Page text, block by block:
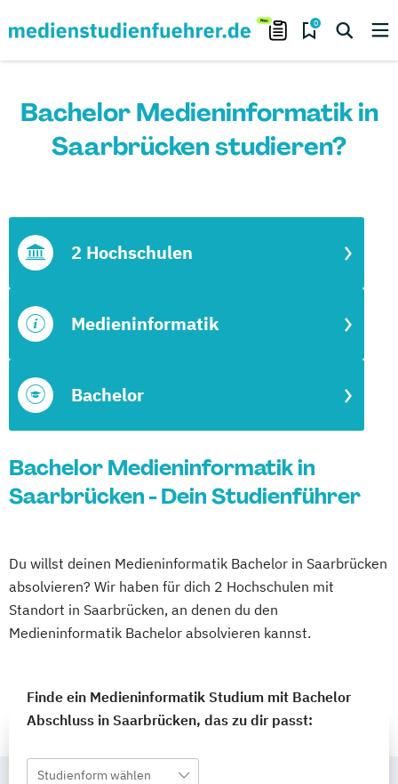
0
Bachelor Medieninformatik in
Saarbrücken studieren?
Bachelor
Medieninformatik
2 Hochschulen
Bachelor Medieninformatik in
Saarbrücken - Dein Studienführer
Du willst deinen Medieninformatik Bachelor in Saarbrücken
absolvieren? Wir haben für dich 2 Hochschulen mit
Standort in Saarbrücken, an denen du den
Medieninformatik Bachelor absolvieren kannst.
Finde ein Medieninformatik Studium mit Bachelor
Abschluss in Saarbrücken, das zu dir passt:
Studienform wählen